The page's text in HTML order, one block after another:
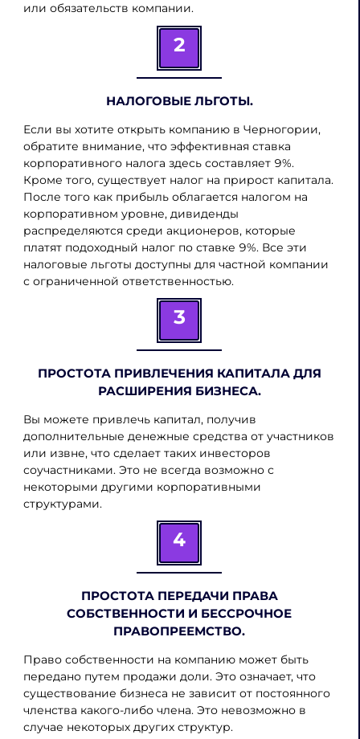
или обязательств компании.
2
НАЛОГОВЫЕ ЛЬГОТЫ.
Если вы хотите открыть компанию в Черногории,
обратите внимание, что эффективная ставка
корпоративного налога здесь составляет 9%.
Кроме того, существует налог на прирост капитала.
После того как прибыль облагается налогом на
корпоративном уровне, дивиденды
распределяются среди акционеров, которые
платят подоходный налог по ставке 9%. Все эти
налоговые льготы доступны для частной компании
с ограниченной ответственностью.
3
ПРОСТОТА ПРИВЛЕЧЕНИЯ КАПИТАЛА ДЛЯ
РАСШИРЕНИЯ БИЗНЕСА.
Вы можете привлечь капитал, получив
дополнительные денежные средства от участников
или извне, что сделает таких инвесторов
соучастниками. Это не всегда возможно с
некоторыми другими корпоративными
структурами.
4
ПРОСТОТА ПЕРЕДАЧИ ПРАВА
СОБСТВЕННОСТИ И БЕССРОЧНОЕ
ПРАВОПРЕЕМСТВО.
Право собственности на компанию может быть
передано путем продажи доли. Это означает, что
существование бизнеса не зависит от постоянного
членства какого-либо члена. Это невозможно в
случае некоторых других структур.